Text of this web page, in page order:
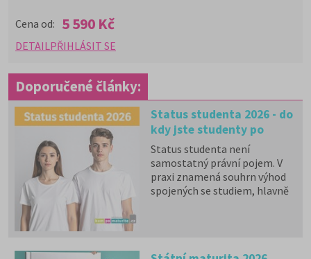
Cena od: 5 590 Kč
DETAILPŘIHLÁSIT SE
Doporučené články:
Status studenta 2026 - do
kdy jste studenty po
maturitě?
Status studenta není
samostatný právní pojem. V
praxi znamená souhrn výhod
spojených se studiem, hlavně